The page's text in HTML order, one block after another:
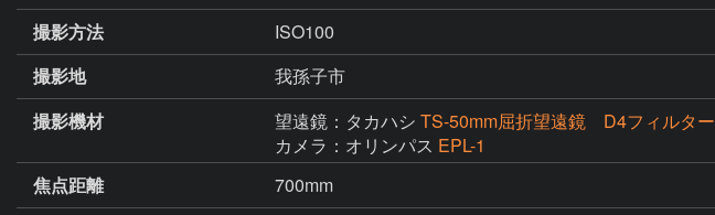
撮影方法
ISO100
撮影地
我孫子市
撮影機材
望遠鏡：タカハシ TS-50mm屈折望遠鏡 D4フィルター
カメラ：オリンパス EPL-1
焦点距離
700mm